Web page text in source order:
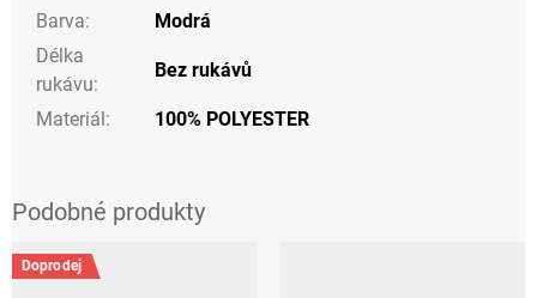
Barva:
Modrá
Délka
rukávu:
Bez rukávů
Materiál: 100% POLYESTER
Doprodej